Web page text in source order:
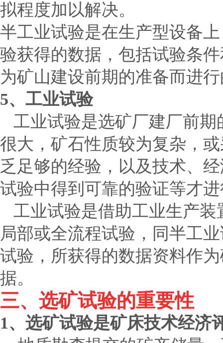
拟程度加以解决。
半工业试验是在生产型设备
验获得的数据，包括试验条
为矿山建设前期的准备而进
5、工业试验
工业试验是选矿厂建厂前期
很大，矿石性质较为复杂，
乏足够的经验，以及技术、
试验中得到可靠的验证等才
工业试验是借助工业生产装
局部或全流程试验，同半工
试验，所获得的数据资料作
据。
三、选矿试验的重要性
1、选矿试验是矿床技术经济